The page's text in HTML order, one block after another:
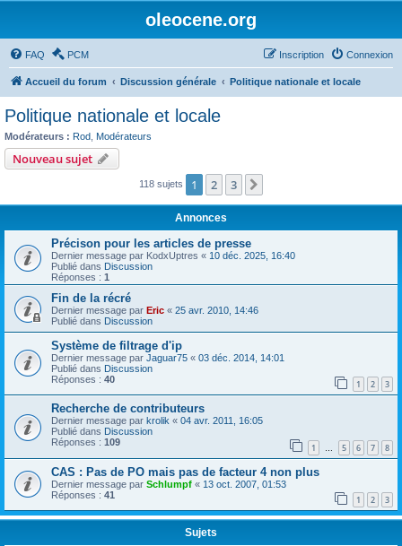
oleocene.org
FAQ PCM Connexion
Inscription
Accueil du forum Discussion générale Politique nationale et locale
Politique nationale et locale
Modérateurs : Rod Modérateurs
Nouveau sujet
118 sujets 1 2 3
Annonces
Précison pour les articles de presse
Dernier message par KodxUptres « 10 déc. 2025, 16:40
Publié dans Discussion
Réponses : 1
Fin de la récré
Dernier message par Eric « 25 avr. 2010, 14:46
Publié dans Discussion
Système de filtrage d'ip
Dernier message par Jaguar75 « 03 déc. 2014, 14:01
Publié dans Discussion
Réponses : 40 1 2 3
Recherche de contributeurs
Dernier message par krolik « 04 avr. 2011, 16:05
Publié dans Discussion
Réponses : 109 1 … 5 6 7 8
CAS : Pas de PO mais pas de facteur 4 non plus
Dernier message par Schlumpf « 13 oct. 2007, 01:53
Réponses : 41 1 2 3
Sujets